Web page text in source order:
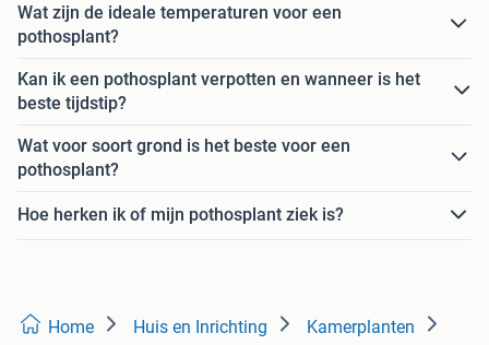
Wat zijn de ideale temperaturen voor een
pothosplant?
Kan ik een pothosplant verpotten en wanneer is het
beste tijdstip?
Wat voor soort grond is het beste voor een
pothosplant?
Hoe herken ik of mijn pothosplant ziek is?
Home Huis en Inrichting Kamerplanten